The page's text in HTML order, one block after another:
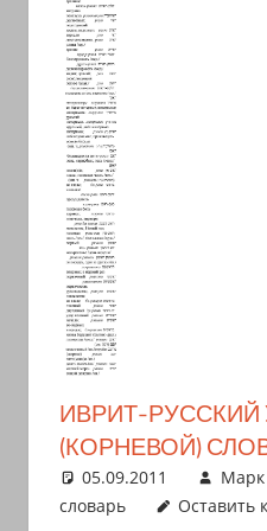
иврите
арамейском.
Поговорки
пословицы
транскрипцией
арабском,
иврите
Кулинарные
рецепты
новости
ИВРИТ-
05.09.2011
словарь
Оставить